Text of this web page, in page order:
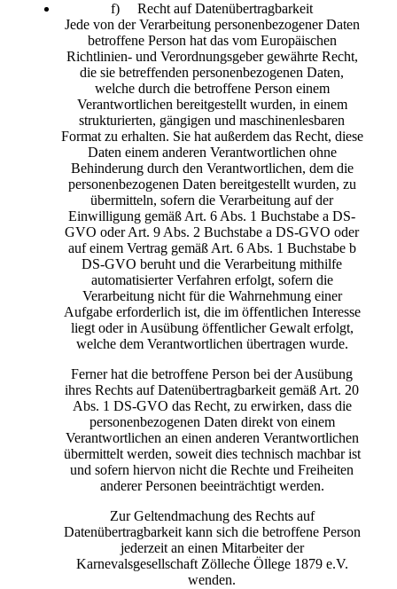
f) Recht auf Datenübertragbarkeit
Jede von der Verarbeitung personenbezogener Daten
betroffene Person hat das vom Europäischen
Richtlinien- und Verordnungsgeber gewährte Recht,
die sie betreffenden personenbezogenen Daten,
welche durch die betroffene Person einem
Verantwortlichen bereitgestellt wurden, in einem
strukturierten, gängigen und maschinenlesbaren
Format zu erhalten. Sie hat außerdem das Recht, diese
Daten einem anderen Verantwortlichen ohne
Behinderung durch den Verantwortlichen, dem die
personenbezogenen Daten bereitgestellt wurden, zu
übermitteln, sofern die Verarbeitung auf der
Einwilligung gemäß Art. 6 Abs. 1 Buchstabe a DS-
GVO oder Art. 9 Abs. 2 Buchstabe a DS-GVO oder
auf einem Vertrag gemäß Art. 6 Abs. 1 Buchstabe b
DS-GVO beruht und die Verarbeitung mithilfe
automatisierter Verfahren erfolgt, sofern die
Verarbeitung nicht für die Wahrnehmung einer
Aufgabe erforderlich ist, die im öffentlichen Interesse
liegt oder in Ausübung öffentlicher Gewalt erfolgt,
welche dem Verantwortlichen übertragen wurde.
Ferner hat die betroffene Person bei der Ausübung
ihres Rechts auf Datenübertragbarkeit gemäß Art. 20
Abs. 1 DS-GVO das Recht, zu erwirken, dass die
personenbezogenen Daten direkt von einem
Verantwortlichen an einen anderen Verantwortlichen
übermittelt werden, soweit dies technisch machbar ist
und sofern hiervon nicht die Rechte und Freiheiten
anderer Personen beeinträchtigt werden.
Zur Geltendmachung des Rechts auf
Datenübertragbarkeit kann sich die betroffene Person
jederzeit an einen Mitarbeiter der
Karnevalsgesellschaft Zölleche Öllege 1879 e.V.
wenden.